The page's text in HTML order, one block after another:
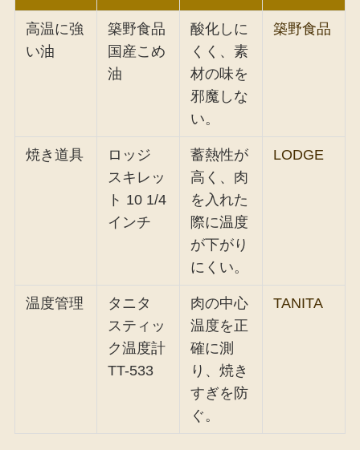
高温に強
い油
築野食品
国産こめ
油
酸化しに
くく、素
材の味を
邪魔しな
い。
築野食品
焼き道具
ロッジ
スキレッ
ト 10 1/4
インチ
蓄熱性が
高く、肉
を入れた
際に温度
が下がり
にくい。
LODGE
温度管理
タニタ
スティッ
ク温度計
TT-533
肉の中心
温度を正
確に測
り、焼き
すぎを防
ぐ。
TANITA